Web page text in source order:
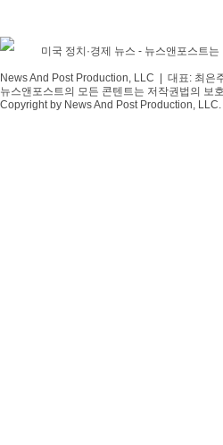
미국 정치·경제 뉴스 - 뉴스앤포스트
News And Post Production, LLC | 대표: 최
뉴스앤포스트의 모든 콘텐트는 저작권법의 보
Copyright by News And Post Production,